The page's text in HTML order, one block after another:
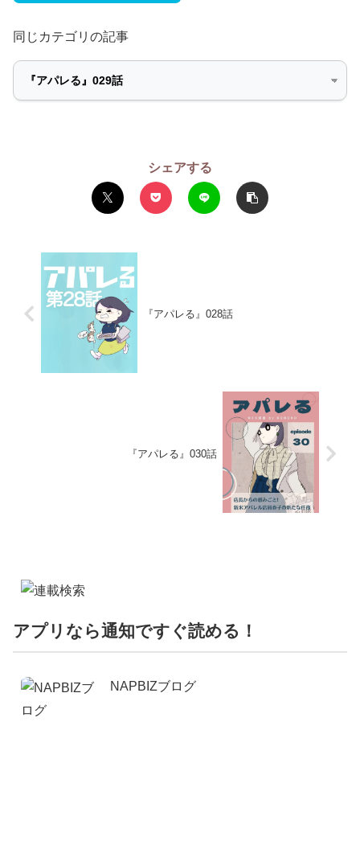
同じカテゴリの記事
シェアする
『アパレる』028話
『アパレる』030話
アプリなら通知ですぐ読める！
NAPBIZブログ